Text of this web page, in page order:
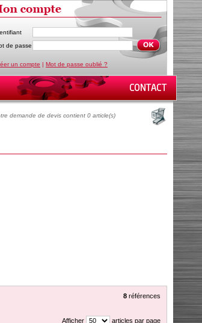
de passe
un compte | Mot de passe oublié ?
demande de devis contient 0 article(s)
8 références
Afficher articles par page